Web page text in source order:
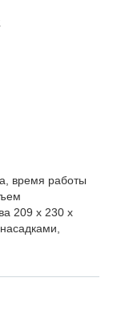
время работы
209 х 230 x